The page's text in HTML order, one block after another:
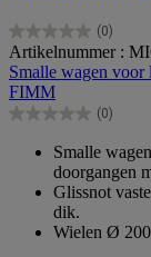
(0)
0.0
van
de
5
sterren.
Artikelnummer :
Smalle wagen voor
FIMM
(0)
0.0
sterren.
Smalle
doorgangen
Glissnot
dik.
Wielen Ø